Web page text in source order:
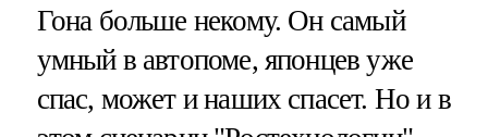
Гона больше некому. Он самый
умный в автопоме, японцев уже
спас, может и наших спасет. Но и в